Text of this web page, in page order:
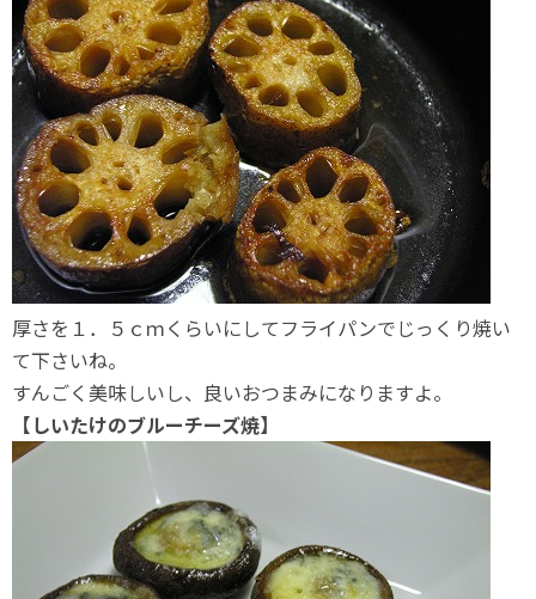
厚さを１．５ｃｍくらいにしてフライパンでじっくり焼い
て下さいね。
すんごく美味しいし、良いおつまみになりますよ。
【しいたけのブルーチーズ焼】